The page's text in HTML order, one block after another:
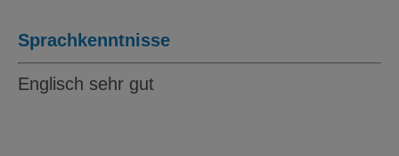
Sprachkenntnisse
Englisch sehr gut